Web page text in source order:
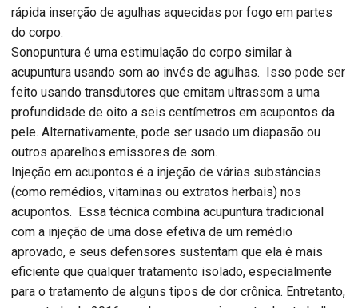
rápida inserção de agulhas aquecidas por fogo em partes
do corpo.
Sonopuntura é uma estimulação do corpo similar à
acupuntura usando som ao invés de agulhas. Isso pode ser
feito usando transdutores que emitam ultrassom a uma
profundidade de oito a seis centímetros em acupontos da
pele. Alternativamente, pode ser usado um diapasão ou
outros aparelhos emissores de som.
Injeção em acupontos é a injeção de várias substâncias
(como remédios, vitaminas ou extratos herbais) nos
acupontos. Essa técnica combina acupuntura tradicional
com a injeção de uma dose efetiva de um remédio
aprovado, e seus defensores sustentam que ela é mais
eficiente que qualquer tratamento isolado, especialmente
para o tratamento de alguns tipos de dor crônica. Entretanto,